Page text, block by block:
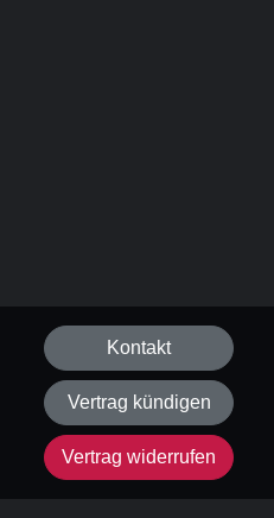
Kontakt
Vertrag kündigen
Vertrag widerrufen